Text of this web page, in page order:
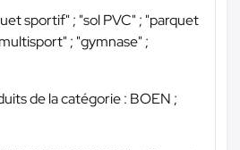
sportif" ; "sol PVC" ; "parquet
; "gymnase" ;
de la catégorie : BOEN ;